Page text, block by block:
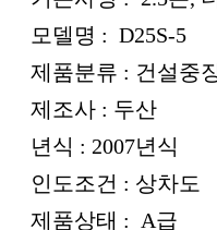
모델명 : D25S-5
제품분류 : 건설중
제조사 : 두산
년식 : 2007년식
인도조건 : 상차도
제품상태 : A급